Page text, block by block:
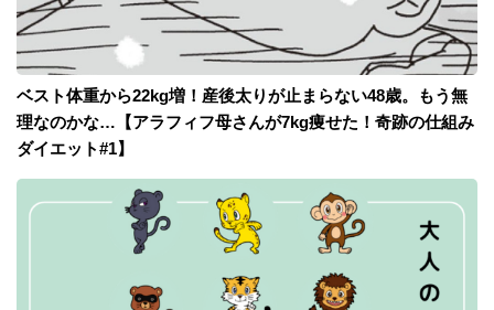
ベスト体重から22kg増！産後太りが止まらない48歳。もう無
理なのかな…【アラフィフ母さんが7kg痩せた！奇跡の仕組み
ダイエット#1】